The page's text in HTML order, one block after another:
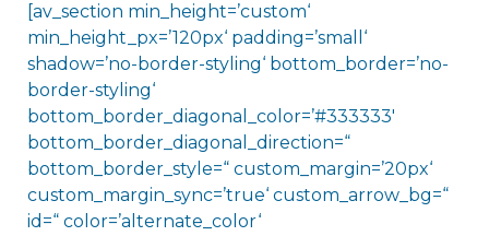
[av_section min_height=’custom‘
min_height_px=’120px‘ padding=’small‘
shadow=’no-border-styling‘ bottom_border=’no-
border-styling‘
bottom_border_diagonal_color=’#333333′
bottom_border_diagonal_direction=“
bottom_border_style=“ custom_margin=’20px‘
custom_margin_sync=’true‘ custom_arrow_bg=“
id=“ color=’alternate_color‘